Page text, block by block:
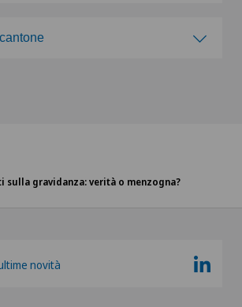
sulla gravidanza: verità o menzogna?
novità